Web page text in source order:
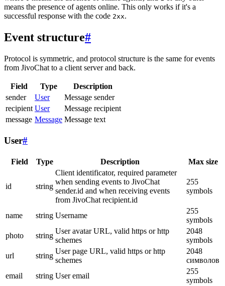
means the presence of agents online. This only works if it's a
successful response with the code 2xx.
Event structure#
Protocol is symmetric, and protocol structure is the same for events
from JivoChat to a client server and back.
Field Type
Description
sender
User
Message sender
recipient User
Message recipient
message Message Message text
User#
Field Type Description Max size
id string
Client identificator, required parameter
when sending events to JivoChat
sender.id and when receiving events
from JivoChat recipient.id
255
symbols
name string Username
255
symbols
photo
string
User avatar URL, valid https or http
schemes
2048
symbols
url
string
User page URL, valid https or http
schemes
2048
символов
email
string User email
255
symbols